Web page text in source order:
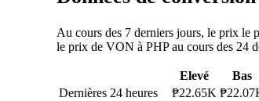
Au cours des 7 derniers jours, le prix le
le prix de VON à PHP au cours des 24
Elevé Bas
Dernières 24 heures
₱22.65K